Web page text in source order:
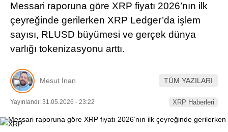
Pinterest
LinkedIn
Messari raporuna göre XRP fiyatı 2026’nın ilk
çeyreğinde gerilerken XRP Ledger’da işlem
sayısı, RLUSD büyümesi ve gerçek dünya
varlığı tokenizasyonu arttı.
Mesut İnan TÜM YAZILARI
Yayınlandı: 31.05.2026 - 23:22 XRP Haberleri